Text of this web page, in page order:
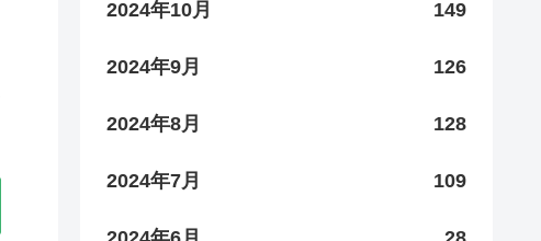
2024年10月 149
2024年9月 126
2024年8月 128
2024年7月 109